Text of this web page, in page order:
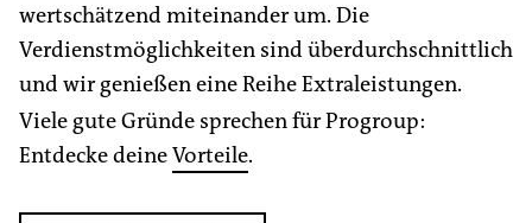
wertschätzend miteinander um. Die
Verdienstmöglichkeiten sind überdurchschnittlich
und wir genießen eine Reihe Extraleistungen.
Viele gute Gründe sprechen für Progroup:
Entdecke deineVorteile.